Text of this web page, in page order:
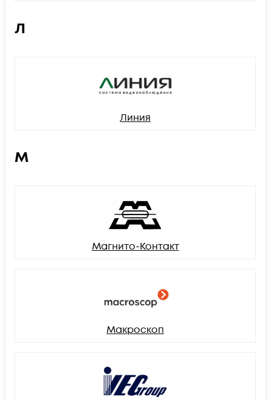
Л
Линия
М
Магнито-Контакт
Макроскоп